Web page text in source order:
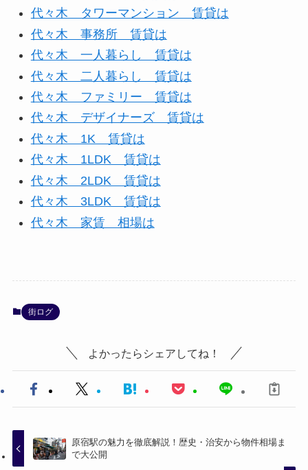
代々木 タワーマンション 賃貸は
代々木 事務所 賃貸は
代々木 一人暮らし 賃貸は
代々木 二人暮らし 賃貸は
代々木 ファミリー 賃貸は
代々木 デザイナーズ 賃貸は
代々木 1K 賃貸は
代々木 1LDK 賃貸は
代々木 2LDK 賃貸は
代々木 3LDK 賃貸は
代々木 家賃 相場は
街ログ
よかったらシェアしてね！
原宿駅の魅力を徹底解説！歴史・治安から物件相場ま
で大公開